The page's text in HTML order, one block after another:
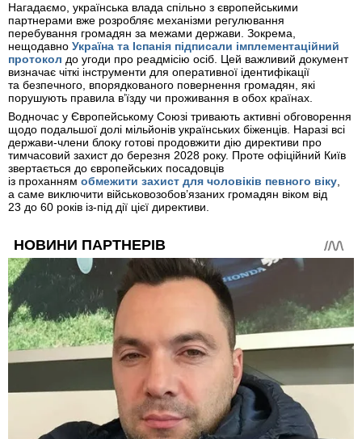
Нагадаємо, українська влада спільно з європейськими
партнерами вже розробляє механізми регулювання
перебування громадян за межами держави. Зокрема,
нещодавно Україна та Іспанія підписали імплементаційний
протокол до угоди про реадмісію осіб. Цей важливий документ
визначає чіткі інструменти для оперативної ідентифікації
та безпечного, впорядкованого повернення громадян, які
порушують правила в’їзду чи проживання в обох країнах.
Водночас у Європейському Союзі тривають активні обговорення
щодо подальшої долі мільйонів українських біженців. Наразі всі
держави-члени блоку готові продовжити дію директиви про
тимчасовий захист до березня 2028 року. Проте офіційний Київ
звертається до європейських посадовців
із проханням обмежити захист для чоловіків певного віку,
а саме виключити військовозобов’язаних громадян віком від
23 до 60 років із-під дії цієї директиви.